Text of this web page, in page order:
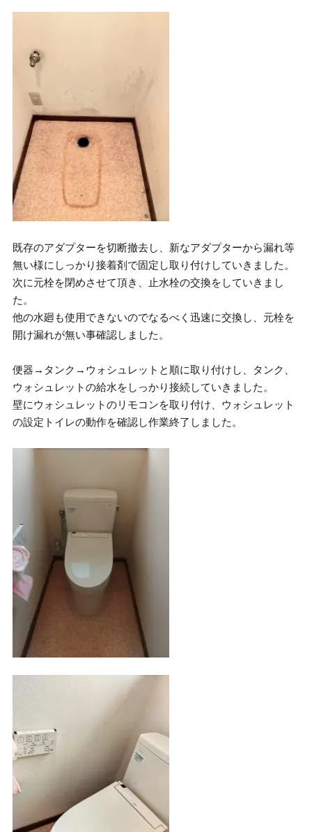
既存のアダプターを切断撤去し、新なアダプターから漏れ等
無い様にしっかり接着剤で固定し取り付けしていきました。
次に元栓を閉めさせて頂き、止水栓の交換をしていきまし
た。
他の水廻も使用できないのでなるべく迅速に交換し、元栓を
開け漏れが無い事確認しました。
便器→タンク→ウォシュレットと順に取り付けし、タンク、
ウォシュレットの給水をしっかり接続していきました。
壁にウォシュレットのリモコンを取り付け、ウォシュレット
の設定トイレの動作を確認し作業終了しました。